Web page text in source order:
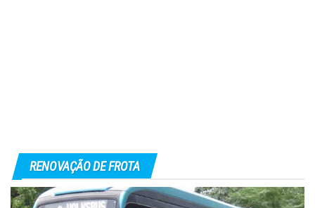
RENOVAÇÃO DE FROTA